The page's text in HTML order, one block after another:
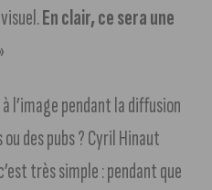
En clair, ce sera une
l’image pendant la diffusion
des pubs ? Cyril Hinaut
très simple : pendant que